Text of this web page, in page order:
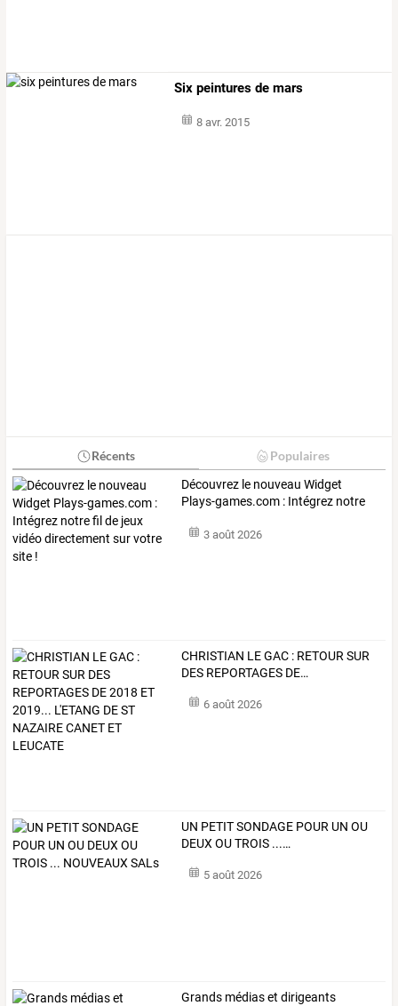
Six peintures de mars
8 avr. 2015
Récents Populaires
Découvrez le nouveau Widget
Plays-games.com : Intégrez notre
3 août 2026
CHRISTIAN LEGAC : RETOUR SUR
DES REPORTAGES DE…
6 août 2026
UN PETITSONDAGE POUR UN OU
DEUX OUTROIS ...…
5 août 2026
Grands médiaset dirigeants